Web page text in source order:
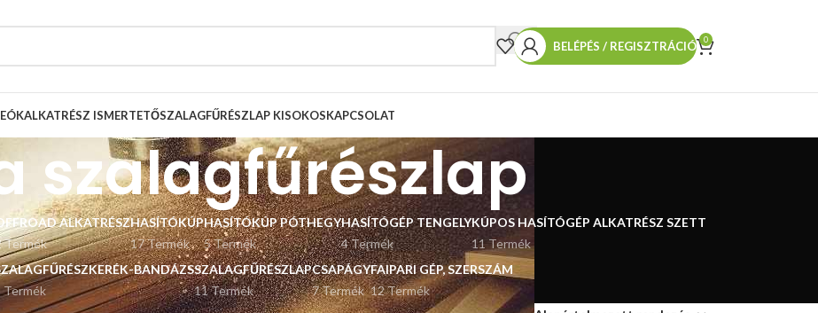
BELÉPÉS / REGISZTRÁCIÓ 0
ALKATRÉSZ ISMERTETŐSZALAGFŰRÉSZLAP KISOKOSKAPCSOLAT
szalagfűrészlap
ALKATRÉSZ
Termék
HASÍTÓKÚP
17 Termék
HASÍTÓKÚP PÓTHEGY
5 Termék
HASÍTÓGÉP TENGELY
4 Termék
KÚPOS HASÍTÓGÉP ALKATRÉSZ SZETT
11 Termék
BANDÁZS
Termék
SZALAGFŰRÉSZLAP
11 Termék
CSAPÁGY
7 Termék
FAIPARI GÉP, SZERSZÁM
12 Termék